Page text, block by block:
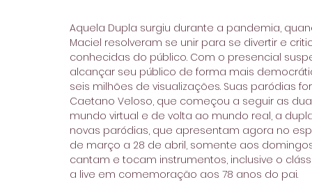
Aquela Dupla surgiu durante a pandemia,
Maciel resolveram se unir para se divertir e
conhecidas do público. Com o presencial
alcançar seu público de forma mais
seis milhões de visualizações. Suas paródias
Caetano Veloso, que começou a seguir as
mundo virtual e de volta ao mundo real, a
novas paródias, que apresentam agora no
de março a 28 de abril, somente aos
cantam e tocam instrumentos, inclusive o
a live em comemoração aos 78 anos do pai.